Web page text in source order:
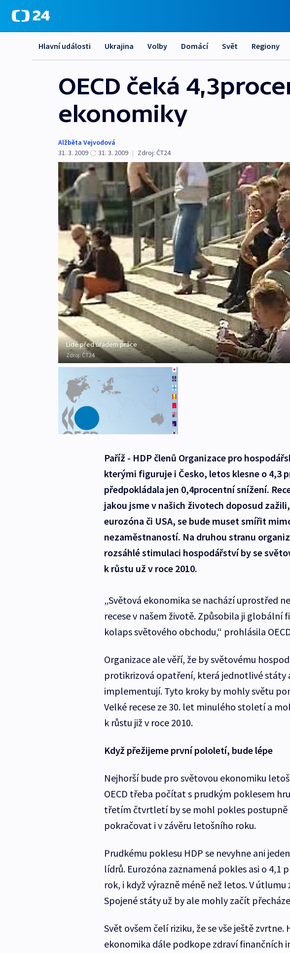
Hlavní události Ukrajina Volby Domácí Svět Regiony
OECD čeká
ekonomiky
Alžběta Vejvodová
31. 3. 2009
31. 3. 2009 | Zdroj: ČT24
Lidé před úřadem práce
Zdroj:ČT24
Paříž - HDP členů Organizace pro
kterými figuruje i Česko, letos klesne o 4,3
předpokládala jen 0,4procentní snížení.
jakou jsme v našich životech doposud
eurozóna či USA, se bude muset smířit
nezaměstnaností. Na druhou stranu
rozsáhlé stimulaci hospodářství by se
k růstu už v roce 2010.
„Světová ekonomika se nachází uprostřed
recese v našem životě. Způsobila ji globální
kolaps světového obchodu,“ prohlásila
Organizace ale věří, že by světovému
protikrizová opatření, která jednotlivé státy
implementují. Tyto kroky by mohly světu
Velké recese ze 30. let minulého století a
k růstu již v roce 2010.
Když přežijeme první pololetí, bude lépe
Nejhorší bude pro světovou ekonomiku
OECD třeba počítat s prudkým poklesem
třetím čtvrtletí by se mohl pokles postupně
pokračovat i v závěru letošního roku.
Prudkému poklesu HDP se nevyhne ani
lídrů. Eurozóna zaznamená pokles asi o 4,1
rok, i když výrazně méně než letos. V
Spojené státy už by ale mohly začít
Svět ovšem čelí riziku, že se vše ještě
ekonomika dále podkope zdraví finančních